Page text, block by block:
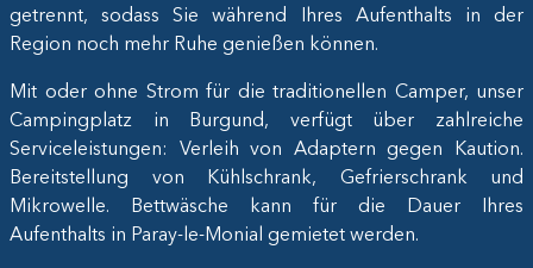
getrennt, sodass Sie während Ihres Aufenthalts in der
Region noch mehr Ruhe genießen können.
Mit oder ohne Strom für die traditionellen Camper, unser
Campingplatz in Burgund, verfügt über zahlreiche
Serviceleistungen: Verleih von Adaptern gegen Kaution.
Bereitstellung von Kühlschrank, Gefrierschrank und
Mikrowelle. Bettwäsche kann für die Dauer Ihres
Aufenthalts in Paray-le-Monial gemietet werden.